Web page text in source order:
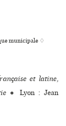
muni­ci­pale ♢
et latine,
●
Lyon : Jean